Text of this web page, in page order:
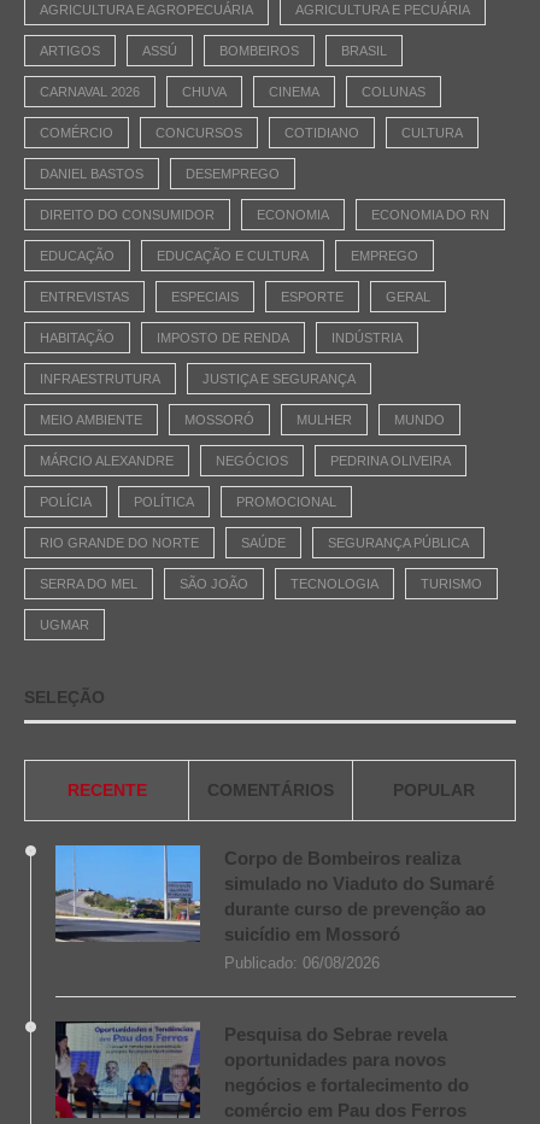
AGRICULTURA E AGROPECUÁRIA AGRICULTURA E PECUÁRIA
ARTIGOS ASSÚ BOMBEIROS BRASIL
CARNAVAL 2026 CHUVA CINEMA COLUNAS
COMÉRCIO CONCURSOS COTIDIANO CULTURA
DANIEL BASTOS DESEMPREGO
DIREITO DO CONSUMIDOR ECONOMIA ECONOMIA DO RN
EDUCAÇÃO EDUCAÇÃO E CULTURA EMPREGO
ENTREVISTAS ESPECIAIS ESPORTE GERAL
HABITAÇÃO IMPOSTO DE RENDA INDÚSTRIA
INFRAESTRUTURA JUSTIÇA E SEGURANÇA
MEIO AMBIENTE MOSSORÓ MULHER MUNDO
MÁRCIO ALEXANDRE NEGÓCIOS PEDRINA OLIVEIRA
POLÍCIA POLÍTICA PROMOCIONAL
RIO GRANDE DO NORTE SAÚDE SEGURANÇA PÚBLICA
SERRA DO MEL SÃO JOÃO TECNOLOGIA TURISMO
UGMAR
SELEÇÃO
RECENTE COMENTÁRIOS POPULAR
Corpo de Bombeiros realiza
simulado no Viaduto do Sumaré
durante curso de prevenção ao
suicídio em Mossoró
Publicado: 06/08/2026
Pesquisa do Sebrae revela
oportunidades para novos
negócios e fortalecimento do
comércio em Pau dos Ferros